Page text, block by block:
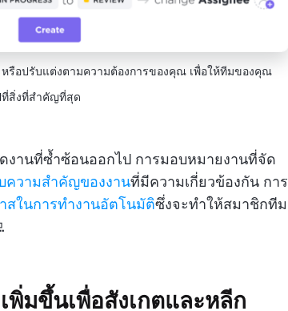
รือปรับแต่งตามความต้องการของคุณ เพื่อให้ทีมของคุณ
ที่สิ่งที่สำคัญที่สุด
งานที่ซ้ำซ้อนออกไป การมอบหมายงานที่จัด
ความสำคัญของงานที่มีความเกี่ยวข้องกัน การ
สในการทำงานอัตโนมัติซึ่งจะทำให้สมาชิกทีม
มขึ้นเพื่อสังเกตและหลีก